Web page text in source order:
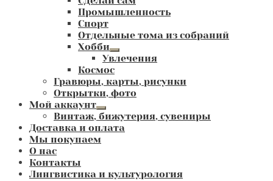
Промышленность
Спорт
Отдельные тома из собраний
Хобби
Развернутое
вложенное
меню
Увлечения
Космос
Гравюры, карты, рисунки
Открытки, фото
Мой аккаунт
Развернутое
вложенное
меню
Винтаж, бижутерия, сувениры
Доставка и оплата
Мы покупаем
О нас
Контакты
Лингвистика и культурология